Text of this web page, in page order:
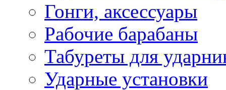
Гонги, аксессуары
Рабочие барабаны
Табуреты для
Ударные установки